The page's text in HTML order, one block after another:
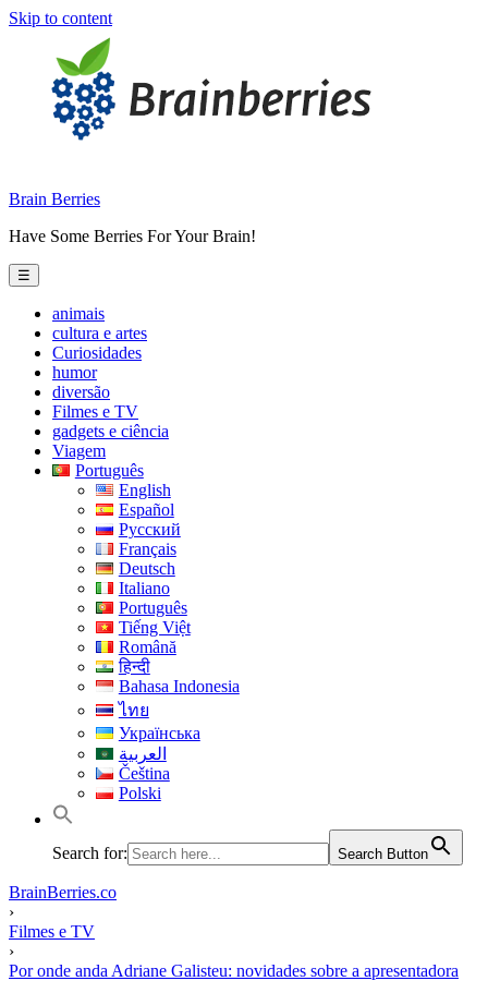
Skip to content
Brain Berries
Have Some Berries For Your Brain!
☰
animais
cultura e artes
Curiosidades
humor
diversão
Filmes e TV
gadgets e ciência
Viagem
Português
English
Español
Русский
Français
Deutsch
Italiano
Português
Tiếng Việt
Română
हिन्दी
Bahasa Indonesia
ไทย
Українська
العربية
Čeština
Polski
Search for: Search Button
BrainBerries.co
›
Filmes e TV
›
Por onde anda Adriane Galisteu: novidades sobre a apresentadora